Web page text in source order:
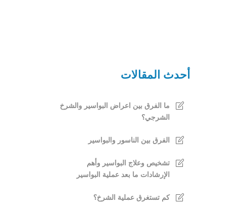
أحدث المقالات
ما الفرق بين اعراض البواسير والشرخ
الشرجي؟
الفرق بين الناسور والبواسير
تشخيص وعلاج البواسير وأهم
الإرشادات ما بعد عملية البواسير
كم تستغرق عملية الشرخ؟